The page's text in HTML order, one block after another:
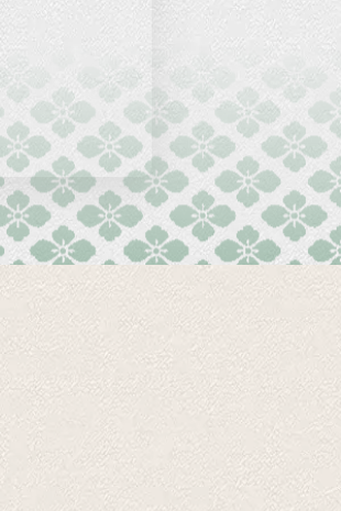
2024-10
2024-09